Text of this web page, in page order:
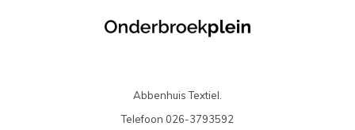
Abbenhuis Textiel.
Telefoon 026-3793592